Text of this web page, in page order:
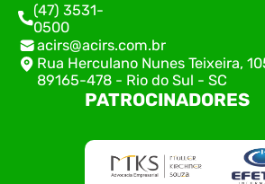
(47) 3531-
0500
acirs@acirs.com.br
Rua Herculano Nunes Teixeira,
89165-478 - Rio do Sul - SC
PATROCINADORES